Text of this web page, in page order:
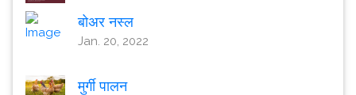
बोअर नस्ल
Jan. 20, 2022
मुर्गी पालन